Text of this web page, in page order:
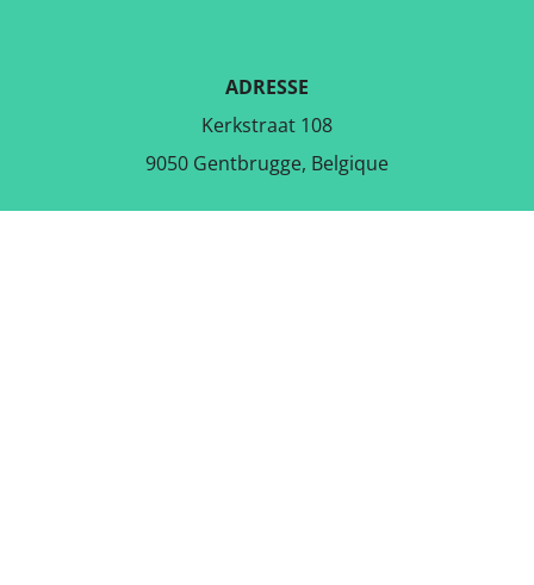
ADRESSE
Kerkstraat 108
9050 Gentbrugge, Belgique